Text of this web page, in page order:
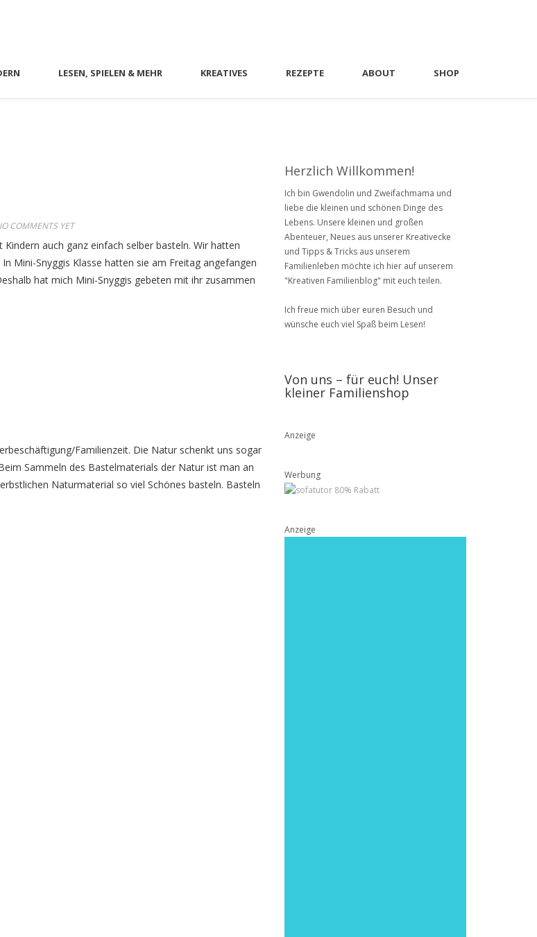
LESEN, SPIELEN & MEHR KREATIVES REZEPTE ABOUT SHOP
COMMENTS YET
auch ganz einfach selber basteln. Wir hatten
Mini-Snyggis Klasse hatten sie am Freitag angefangen
hat mich Mini-Snyggis gebeten mit ihr zusammen
Familienzeit. Die Natur schenkt uns sogar
Sammeln des Bastelmaterials der Natur ist man an
Naturmaterial so viel Schönes basteln. Basteln
Herzlich Willkommen!
Ich bin Gwendolin und Zweifachmama und
liebe die kleinen und schönen Dinge des
Lebens. Unsere kleinen und großen
Abenteuer, Neues aus unserer Kreativecke
und Tipps & Tricks aus unserem
Familienleben möchte ich hier auf unserem
"Kreativen Familienblog" mit euch teilen.
Ich freue mich über euren Besuch und
wünsche euch viel Spaß beim Lesen!
Von uns – für euch! Unser
kleiner Familienshop
Anzeige
Werbung
Anzeige